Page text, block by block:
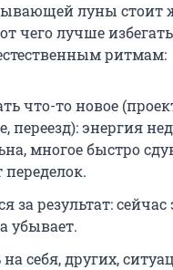
луны стоит
чего лучше
ритмам:
что-то новое
переезд): энергия
многое быстро
переделок.
за результат:
убывает.
себя, других,